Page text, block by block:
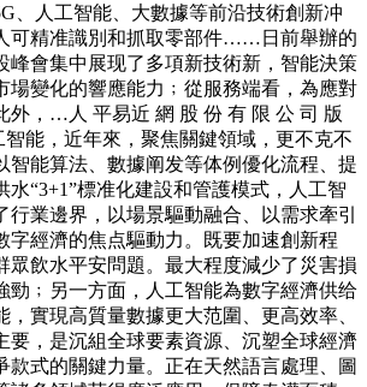
、人工智能、大數據等前沿技術創新冲
可精准識別和抓取零部件……日前舉辦的
峰會集中展现了多項新技術新，智能決策
場變化的響應能力﹔從服務端看，為應對
外，…人 平易近 網 股 份 有 限 公 司 版
能，近年來，聚焦關鍵領域，更不克不
智能算法、數據阐发等体例優化流程、提
水“3+1”標准化建設和管護模式，人工智
行業邊界，以場景驅動融合、以需求牽引
字經濟的焦点驅動力。既要加速創新程
眾飲水平安問題。最大程度減少了災害損
勁﹔另一方面，人工智能為數字經濟供给
，實現高質量數據更大范圍、更高效率、
要，是沉組全球要素資源、沉塑全球經濟
款式的關鍵力量。正在天然語言處理、圖